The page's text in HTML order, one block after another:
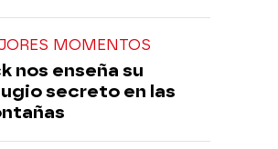
MOMENTOS
nos enseña su
secreto en las